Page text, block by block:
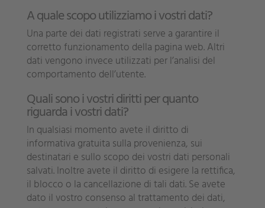
A quale scopo utilizziamo i vostri dati?
Una parte dei dati registrati serve a garantire il
corretto funzionamento della pagina web. Altri
dati vengono invece utilizzati per l’analisi del
comportamento dell’utente.
Quali sono i vostri diritti per quanto
riguarda i vostri dati?
In qualsiasi momento avete il diritto di
informativa gratuita sulla provenienza, sui
destinatari e sullo scopo dei vostri dati personali
salvati. Inoltre avete il diritto di esigere la rettifica,
il blocco o la cancellazione di tali dati. Se avete
dato il vostro consenso al trattamento dei dati,